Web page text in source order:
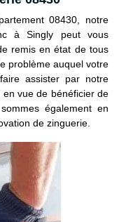
08430, notre
à Singly peut vous
remis en état de tous
problème auquel votre
assister par notre
vue de bénéficier de
également en
de zinguerie.